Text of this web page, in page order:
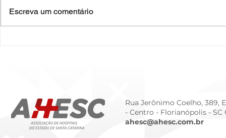
Escreva um comentário
Rua Jerônimo Coelho, 389,
- Centro - Florianópolis - SC
ahesc@ahesc.com.br